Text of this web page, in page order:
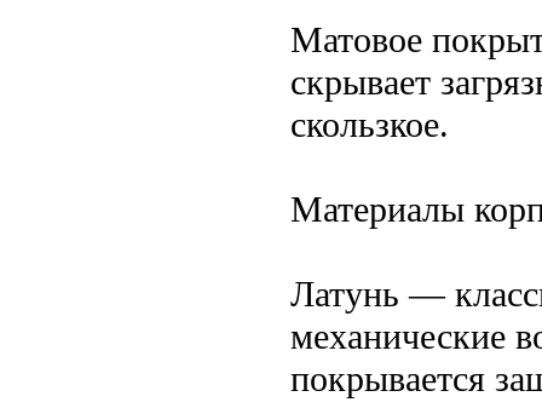
Матовое
скрывает
скользкое.
Материалы
Латунь —
механические
покрывается